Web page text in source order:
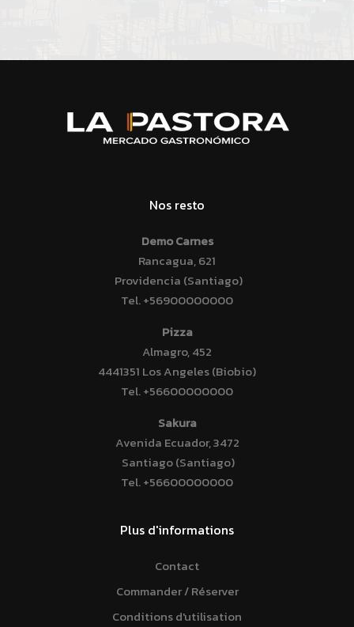
Nos resto
Demo Carnes
Rancagua, 621
Providencia (Santiago)
Tel.+56900000000
Pizza
Almagro, 452
4441351 Los Angeles (Biobio)
Tel.+56600000000
Sakura
Avenida Ecuador, 3472
Santiago (Santiago)
Tel.+56600000000
Plus d'informations
Contact
Commander / Réserver
Conditions d'utilisation